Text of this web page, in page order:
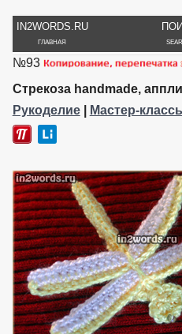
IN2WORDS.RU
ГЛАВНАЯ
РУКОДЕЛИЕ ТОВАРЫ
И ИГРУШКИ НА РАБ. СТОЛ
№93
Стрекоза handmade,
Рукоделие| Мастер-